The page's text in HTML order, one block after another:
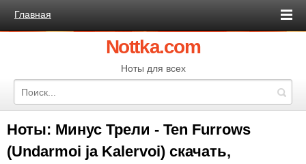
Главная
Nottka.com
Ноты для всех
Ноты: Минус Трели - Ten Furrows
(Undarmoi ja Kalervoi) скачать,